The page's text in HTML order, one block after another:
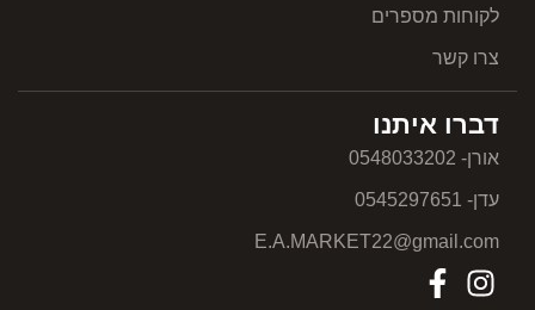
לקוחות מספרים
צרו קשר
דברו איתנו
אורן- 0548033202
עדן- 0545297651
E.A.MARKET22@gmail.com